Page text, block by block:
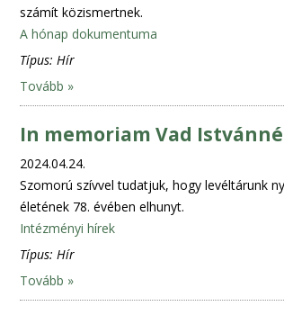
számít közismertnek.
A hónap dokumentuma
Típus: Hír
Tovább »
In memoriam Vad Istvánné
2024.04.24.
Szomorú szívvel tudatjuk, hogy levéltárunk
életének 78. évében elhunyt.
Intézményi hírek
Típus: Hír
Tovább »